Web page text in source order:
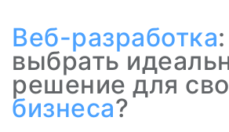
Веб-разработка
выбрать
решение для
бизнеса?